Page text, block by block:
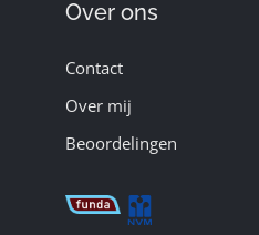
Over ons
Contact
Over mij
Beoordelingen